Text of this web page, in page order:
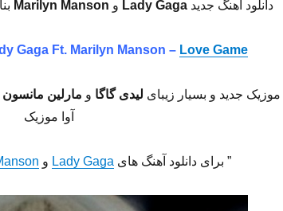
دانلود آهنگ جدید و
Gaga Ft. Marilyn Manson – Love Game
موزیک جدید و بسیار زیبای لیدی گاگا و مارلین مانسون
آوا موزیک
” برای دانلود آهنگ های Lady Gaga و